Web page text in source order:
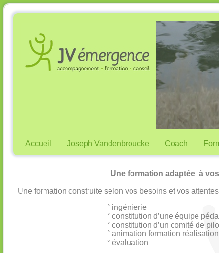
Accueil Joseph Vandenbroucke Coach
Une formation adaptée à
Une formation construite selon vos besoins et vos
° ingénierie
° constitution d’une équipe
° constitution d’un comité de
° animation formation réalisation
° évaluation